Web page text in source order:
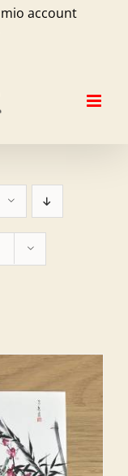
account